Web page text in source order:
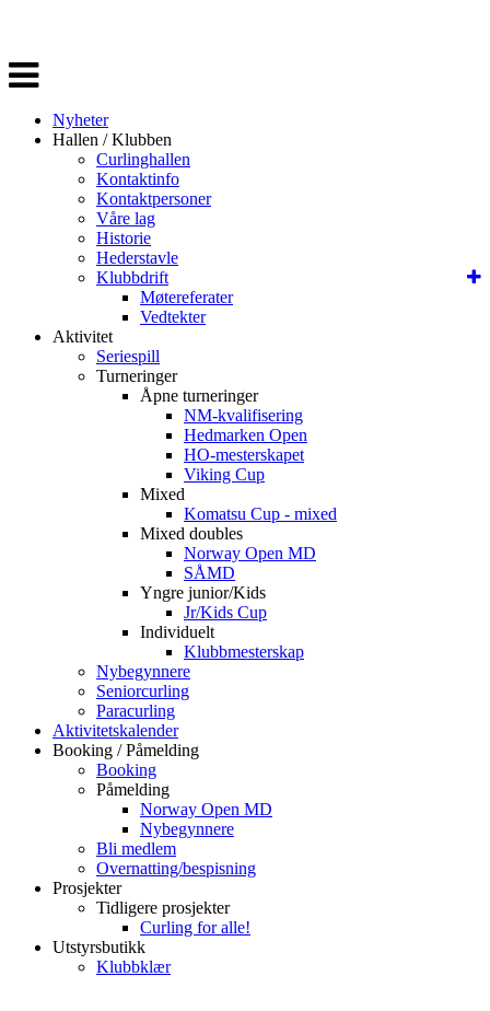
Veksle
navigasjon
Nyheter
Hallen / Klubben
Curlinghallen
Kontaktinfo
Kontaktpersoner
Våre lag
Historie
Hederstavle
Klubbdrift
Møtereferater
Vedtekter
Aktivitet
Seriespill
Turneringer
Åpne turneringer
NM-kvalifisering
Hedmarken Open
HO-mesterskapet
Viking Cup
Mixed
Komatsu Cup - mixed
Mixed doubles
Norway Open MD
SÅMD
Yngre junior/Kids
Jr/Kids Cup
Individuelt
Klubbmesterskap
Nybegynnere
Seniorcurling
Paracurling
Aktivitetskalender
Booking / Påmelding
Booking
Påmelding
Norway Open MD
Nybegynnere
Bli medlem
Overnatting/bespisning
Prosjekter
Tidligere prosjekter
Curling for alle!
Utstyrsbutikk
Klubbklær